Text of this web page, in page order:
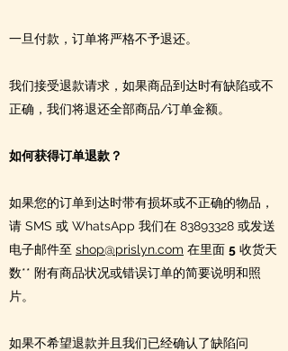
一旦付款，订单将严格不予退还。
我们接受退款请求，如果商品到达时有缺陷或不
正确，我们将退还全部商品/订单金额。
如何获得订单退款？
如果您的订单到达时带有损坏或不正确的物品，
请 SMS 或 WhatsApp 我们在 83893328 或发送
电子邮件至 shop@prislyn.com 在里面 5 收货天
数** 附有商品状况或错误订单的简要说明和照
片。
如果不希望退款并且我们已经确认了缺陷问